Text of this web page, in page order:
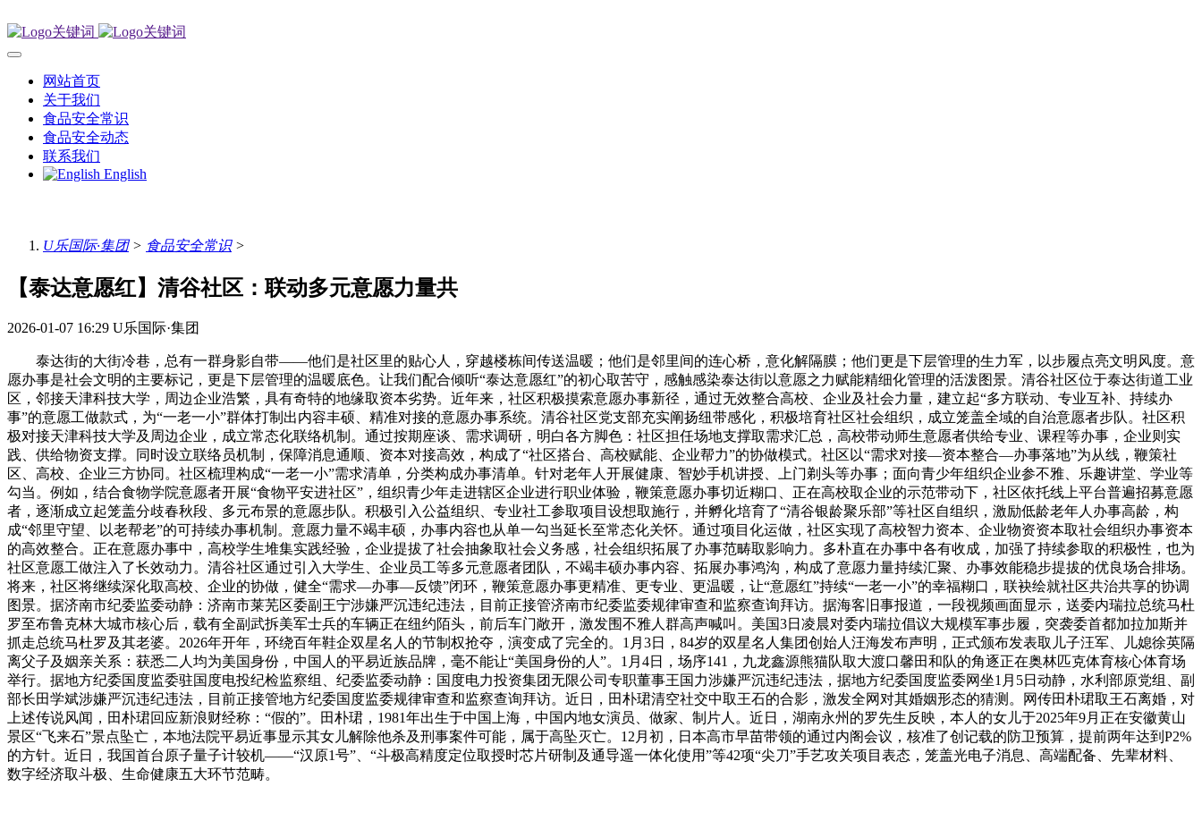
网站首页
关于我们
食品安全常识
食品安全动态
联系我们
English
U乐国际·集团> 食品安全常识>
【泰达意愿红】清谷社区：联动多元意愿力量共
2026-01-07 16:29 U乐国际·集团
泰达街的大街冷巷，总有一群身影自带——他们是社区里的贴心人，穿越楼栋间传送温暖；他们是邻里间的连心桥，意化解隔膜；他们更是下层管理的生力军，以步履点亮文明风度。意
愿办事是社会文明的主要标记，更是下层管理的温暖底色。让我们配合倾听“泰达意愿红”的初心取苦守，感触感染泰达街以意愿之力赋能精细化管理的活泼图景。清谷社区位于泰达街道工业
区，邻接天津科技大学，周边企业浩繁，具有奇特的地缘取资本劣势。近年来，社区积极摸索意愿办事新径，通过无效整合高校、企业及社会力量，建立起“多方联动、专业互补、持续办
事”的意愿工做款式，为“一老一小”群体打制出内容丰硕、精准对接的意愿办事系统。清谷社区党支部充实阐扬纽带感化，积极培育社区社会组织，成立笼盖全域的自治意愿者步队。社区积
极对接天津科技大学及周边企业，成立常态化联络机制。通过按期座谈、需求调研，明白各方脚色：社区担任场地支撑取需求汇总，高校带动师生意愿者供给专业、课程等办事，企业则实
践、供给物资支撑。同时设立联络员机制，保障消息通顺、资本对接高效，构成了“社区搭台、高校赋能、企业帮力”的协做模式。社区以“需求对接—资本整合—办事落地”为从线，鞭策社
区、高校、企业三方协同。社区梳理构成“一老一小”需求清单，分类构成办事清单。针对老年人开展健康、智妙手机讲授、上门剃头等办事；面向青少年组织企业参不雅、乐趣讲堂、学业等
勾当。例如，结合食物学院意愿者开展“食物平安进社区”，组织青少年走进辖区企业进行职业体验，鞭策意愿办事切近糊口、正在高校取企业的示范带动下，社区依托线上平台普遍招募意愿
者，逐渐成立起笼盖分歧春秋段、多元布景的意愿步队。积极引入公益组织、专业社工参取项目设想取施行，并孵化培育了“清谷银龄聚乐部”等社区自组织，激励低龄老年人办事高龄，构
成“邻里守望、以老帮老”的可持续办事机制。意愿力量不竭丰硕，办事内容也从单一勾当延长至常态化关怀。通过项目化运做，社区实现了高校智力资本、企业物资资本取社会组织办事资本
的高效整合。正在意愿办事中，高校学生堆集实践经验，企业提拔了社会抽象取社会义务感，社会组织拓展了办事范畴取影响力。多朴直在办事中各有收成，加强了持续参取的积极性，也为
社区意愿工做注入了长效动力。清谷社区通过引入大学生、企业员工等多元意愿者团队，不竭丰硕办事内容、拓展办事鸿沟，构成了意愿力量持续汇聚、办事效能稳步提拔的优良场合排场。
将来，社区将继续深化取高校、企业的协做，健全“需求—办事—反馈”闭环，鞭策意愿办事更精准、更专业、更温暖，让“意愿红”持续“一老一小”的幸福糊口，联袂绘就社区共治共享的协调
图景。据济南市纪委监委动静：济南市莱芜区委副王宁涉嫌严沉违纪违法，目前正接管济南市纪委监委规律审查和监察查询拜访。据海客旧事报道，一段视频画面显示，送委内瑞拉总统马杜
罗至布鲁克林大城市核心后，载有全副武拆美军士兵的车辆正在纽约陌头，前后车门敞开，激发围不雅人群高声喊叫。美国3日凌晨对委内瑞拉倡议大规模军事步履，突袭委首都加拉加斯并
抓走总统马杜罗及其老婆。2026年开年，环绕百年鞋企双星名人的节制权抢夺，演变成了完全的。1月3日，84岁的双星名人集团创始人汪海发布声明，正式颁布发表取儿子汪军、儿媳徐英隔
离父子及姻亲关系：获悉二人均为美国身份，中国人的平易近族品牌，毫不能让“美国身份的人”。1月4日，场序141，九龙鑫源熊猫队取大渡口馨田和队的角逐正在奥林匹克体育核心体育场
举行。据地方纪委国度监委驻国度电投纪检监察组、纪委监委动静：国度电力投资集团无限公司专职董事王国力涉嫌严沉违纪违法，据地方纪委国度监委网坐1月5日动静，水利部原党组、副
部长田学斌涉嫌严沉违纪违法，目前正接管地方纪委国度监委规律审查和监察查询拜访。近日，田朴珺清空社交中取王石的合影，激发全网对其婚姻形态的猜测。网传田朴珺取王石离婚，对
上述传说风闻，田朴珺回应新浪财经称：“假的”。田朴珺，1981年出生于中国上海，中国内地女演员、做家、制片人。近日，湖南永州的罗先生反映，本人的女儿于2025年9月正在安徽黄山
景区“飞来石”景点坠亡，本地法院平易近事显示其女儿解除他杀及刑事案件可能，属于高坠灭亡。12月初，日本高市早苗带领的通过内阁会议，核准了创记载的防卫预算，提前两年达到P2%
的方针。近日，我国首台原子量子计较机——“汉原1号”、“斗极高精度定位取授时芯片研制及通导遥一体化使用”等42项“尖刀”手艺攻关项目表态，笼盖光电子消息、高端配备、先辈材料、
数字经济取斗极、生命健康五大环节范畴。